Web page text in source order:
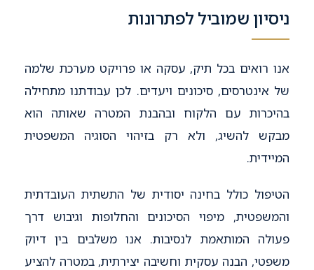
ניסיון שמוביל לפתרונות
אנו רואים בכל תיק, עסקה או פרויקט מערכת שלמה
של אינטרסים, סיכונים ויעדים. לכן עבודתנו מתחילה
בהיכרות עם הלקוח ובהבנת המטרה שאותה הוא
מבקש להשיג, ולא רק בזיהוי הסוגיה המשפטית
המיידית.
הטיפול כולל בחינה יסודית של התשתית העובדתית
והמשפטית, מיפוי הסיכונים והחלופות וגיבוש דרך
פעולה המותאמת לנסיבות. אנו משלבים בין דיוק
משפטי, הבנה עסקית וחשיבה יצירתית, במטרה להציע